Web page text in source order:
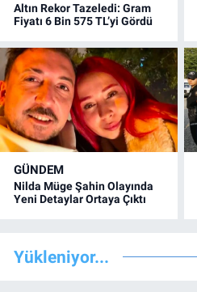
Altın Rekor Tazeledi: Gram
Fiyatı 6 Bin 575 TL’yi Gördü
GÜNDEM
Nilda Müge Şahin Olayında
Yeni Detaylar Ortaya Çıktı
Yükleniyor...